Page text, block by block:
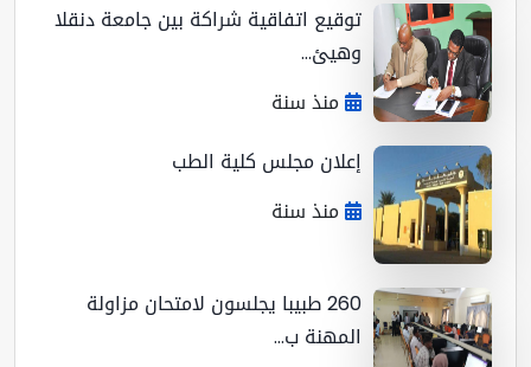
توقيع اتفاقية شراكة بين جامعة دنقلا
وهيئ...
منذ سنة
إعلان مجلس كلية الطب
منذ سنة
260 طبيبا يجلسون لامتحان مزاولة
المهنة ب...